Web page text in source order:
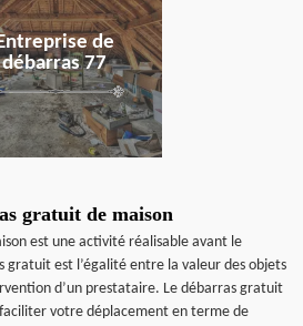
de
débarras 77
gratuit de maison
est une activité réalisable avant le
gratuit est l’égalité entre la valeur des objets
d’un prestataire. Le débarras gratuit
votre déplacement en terme de